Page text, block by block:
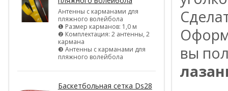
Антенны с карманами для
пляжного волейбола
❶ Размер карманов: 1,0 м
❷ Комплектация: 2 антенны, 2
кармана
❸ Антенны с карманами для
пляжного волейбола
Баскетбольная сетка Ds28
вы